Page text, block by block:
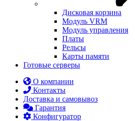
Дисковая корзина
Модуль VRM
Модуль управления
Платы
Рельсы
Карты памяти
Готовые серверы
О компании
Контакты
Доставка и самовывоз
Гарантия
Конфигуратор